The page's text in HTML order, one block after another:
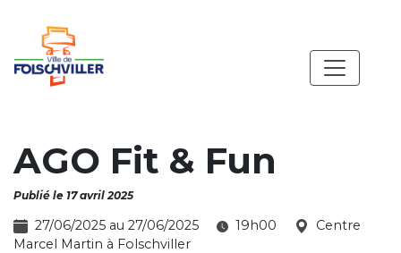
AGO Fit & Fun
Publié le 17 avril 2025
27/06/2025 au 27/06/2025 19h00
Centre
Marcel Martin à Folschviller